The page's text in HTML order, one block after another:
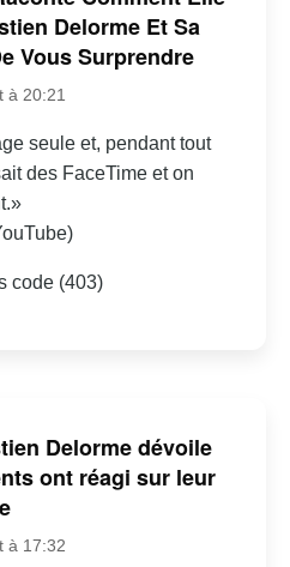
Delorme Et Sa
Vous Surprendre
à 20:21
seule et, pendant tout
des FaceTime et on
code (403)
Delorme dévoile
ont réagi sur leur
à 17:32